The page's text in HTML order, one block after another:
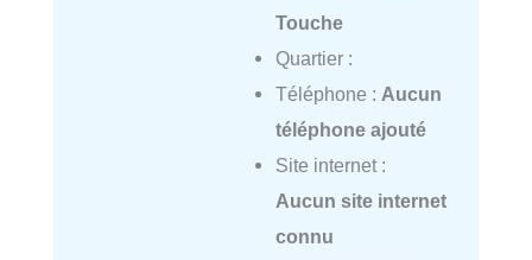
Touche
Quartier :
Téléphone : Aucun
téléphone ajouté
Site internet :
Aucun site internet
connu